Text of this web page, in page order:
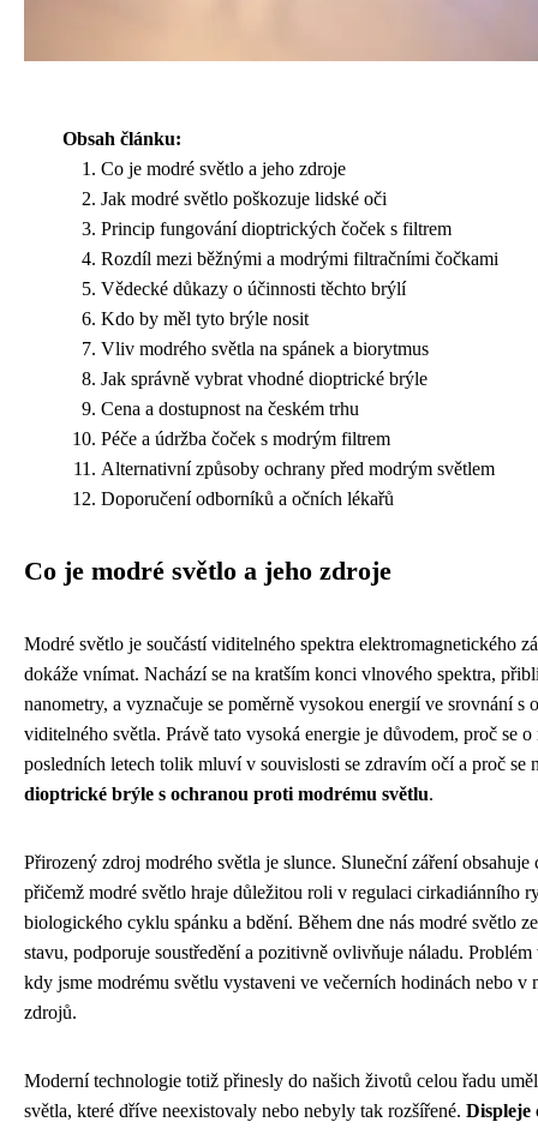
Obsah článku:
Co je modré světlo a jeho zdroje
Jak modré světlo poškozuje lidské oči
Princip fungování dioptrických čoček s filtrem
Rozdíl mezi běžnými a modrými filtračními čočkami
Vědecké důkazy o účinnosti těchto brýlí
Kdo by měl tyto brýle nosit
Vliv modrého světla na spánek a biorytmus
Jak správně vybrat vhodné dioptrické brýle
Cena a dostupnost na českém trhu
Péče a údržba čoček s modrým filtrem
Alternativní způsoby ochrany před modrým světlem
Doporučení odborníků a očních lékařů
Co je modré světlo a jeho zdroje
Modré světlo je součástí viditelného spektra elektromagnetického
dokáže vnímat. Nachází se na kratším konci vlnového spektra,
nanometry, a vyznačuje se poměrně vysokou energií ve srovnání s
viditelného světla. Právě tato vysoká energie je důvodem, proč se
posledních letech tolik mluví v souvislosti se zdravím očí a proč se
dioptrické brýle s ochranou proti modrému světlu.
Přirozený zdroj modrého světla je slunce. Sluneční záření obsahuje
přičemž modré světlo hraje důležitou roli v regulaci cirkadiánního
biologického cyklu spánku a bdění. Během dne nás modré světlo
stavu, podporuje soustředění a pozitivně ovlivňuje náladu.
kdy jsme modrému světlu vystaveni ve večerních hodinách nebo v
zdrojů.
Moderní technologie totiž přinesly do našich životů celou řadu
světla, které dříve neexistovaly nebo nebyly tak rozšířené. Displeje